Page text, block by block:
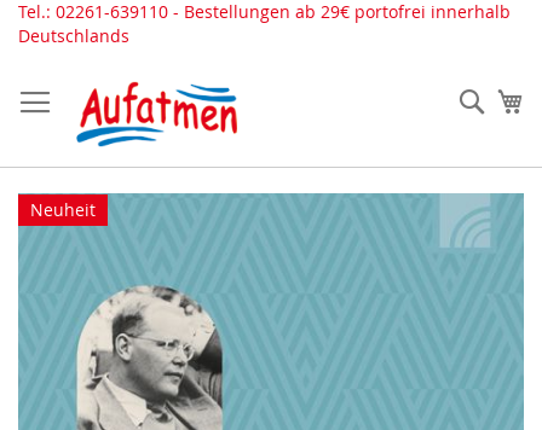
Direkt
zum
Tel.: 02261-639110 - Bestellungen ab 29€ portofrei innerhalb
Deutschlands
Neuheit
Zum
Ende